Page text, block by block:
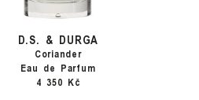
D.S. & DURGA
Coriander
Eau de Parfum
4 350 Kč